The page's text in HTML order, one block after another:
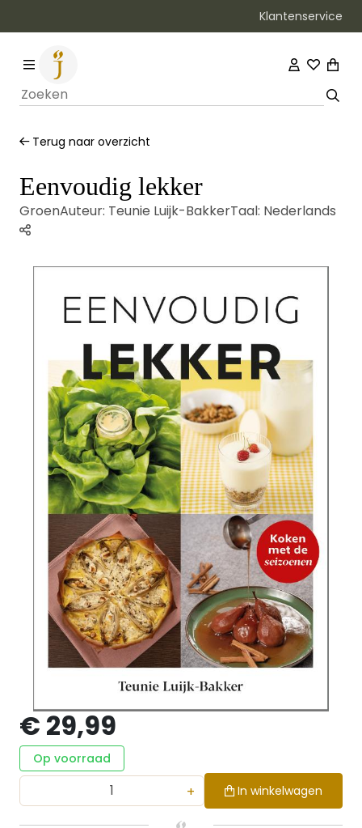
Klantenservice
Terug naar overzicht
Eenvoudig lekker
GroenAuteur: Teunie Luijk-BakkerTaal: Nederlands
€ 29,99
Op voorraad
+ In winkelwagen